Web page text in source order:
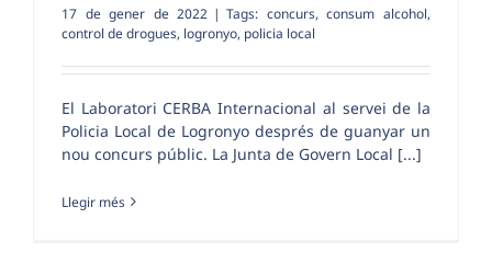
17 de gener de 2022 | Tags: concurs,consum alcohol,
control de drogues, logronyo, policia local
El Laboratori CERBA Internacional al servei de la
Policia Local de Logronyo després de guanyar un
nou concurs públic. La Junta de Govern Local [...]
Llegir més